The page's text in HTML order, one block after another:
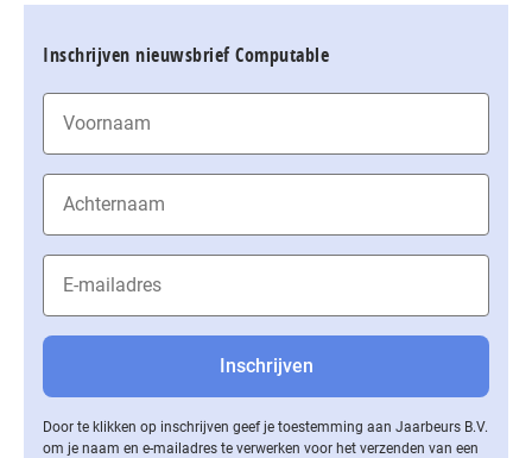
Inschrijven nieuwsbrief Computable
Door te klikken op inschrijven geef je toestemming aan Jaarbeurs B.V.
om je naam en e-mailadres te verwerken voor het verzenden van een